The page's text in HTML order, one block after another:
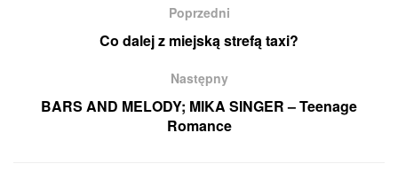
Poprzedni
Co dalej z miejską strefą taxi?
Następny
BARS AND MELODY; MIKA SINGER – Teenage
Romance